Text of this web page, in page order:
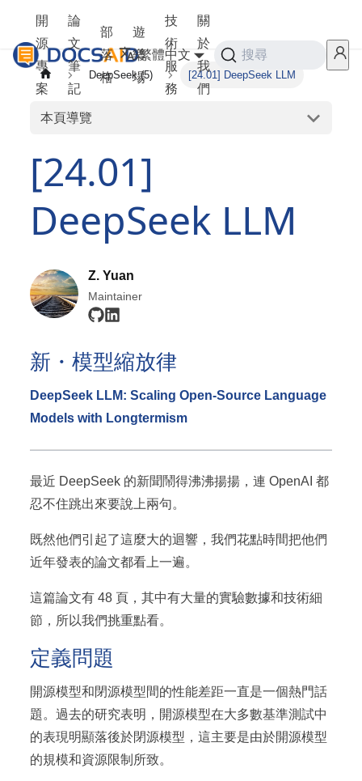
開
源
專
案
論
文
筆
記
部
落
格
遊
樂
場
技
術
服
務
關
於
我
們
繁體中文 搜尋
DeepSeek (5) [24.01] DeepSeek LLM
本頁導覽
[24.01]
DeepSeek LLM
Z. Yuan
Maintainer
新・模型縮放律
DeepSeek LLM: Scaling Open-Source Language
Models with Longtermism
最近 DeepSeek 的新聞鬧得沸沸揚揚，連 OpenAI 都
忍不住跳出來要說上兩句。
既然他們引起了這麼大的迴響，我們花點時間把他們
近年發表的論文都看上一遍。
這篇論文有 48 頁，其中有大量的實驗數據和技術細
節，所以我們挑重點看。
定義問題
開源模型和閉源模型間的性能差距一直是一個熱門話
題。過去的研究表明，開源模型在大多數基準測試中
的表現明顯落後於閉源模型，這主要是由於開源模型
的規模和資源限制所致。